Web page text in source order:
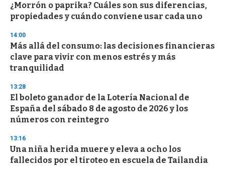
¿Morrón o paprika? Cuáles son sus diferencias,
propiedades y cuándo conviene usar cada uno
14:00
Más allá del consumo: las decisiones financieras
clave para vivir con menos estrés y más
tranquilidad
13:28
El boleto ganador de la Lotería Nacional de
España del sábado 8 de agosto de 2026 y los
números con reintegro
13:16
Una niña herida muere y eleva a ocho los
fallecidos por el tiroteo en escuela de Tailandia